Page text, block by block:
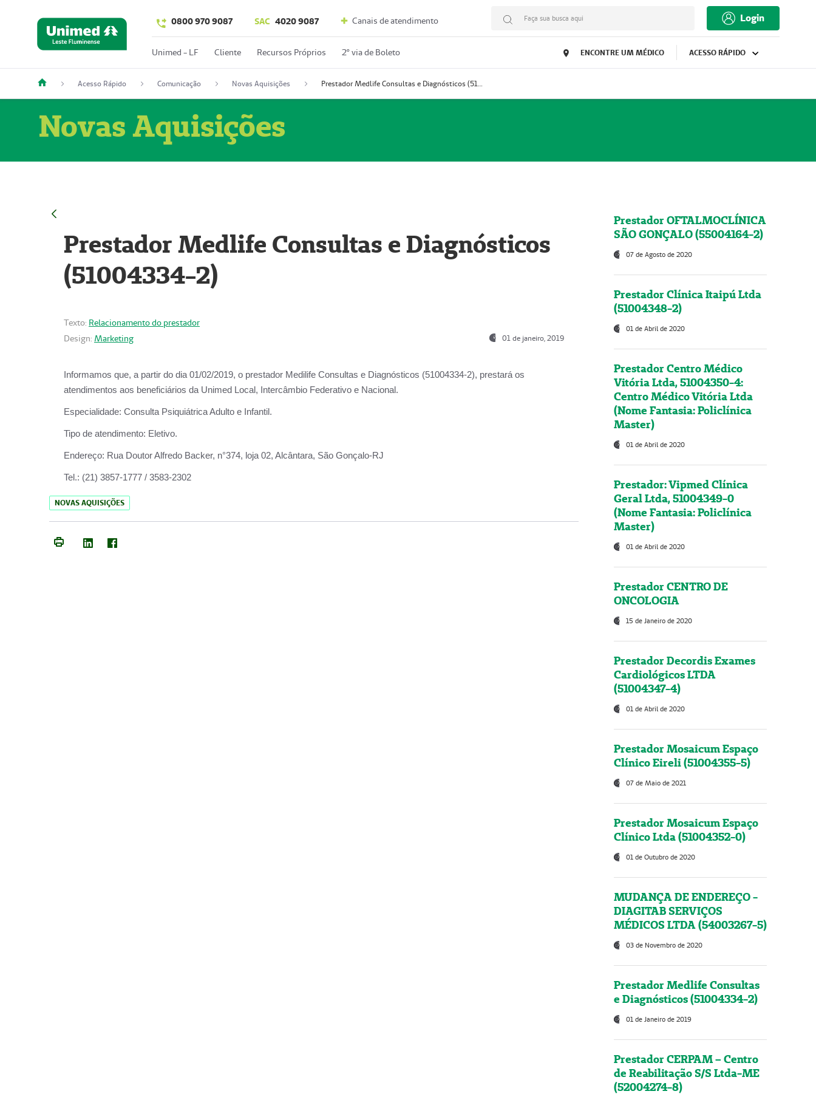
0800 970 9087 SAC 4020 9087 Canais de atendimento Faça sua busca aqui Login
Unimed - LF Cliente Recursos Próprios 2º via de Boleto ENCONTRE UM MÉDICO ACESSO RÁPIDO
Acesso Rápido Comunicação Novas Aquisições Prestador Medlife Consultas e Diagnósticos (51004334-2)
Novas Aquisições
Prestador Medlife Consultas e Diagnósticos
(51004334-2)
Texto: Relacionamento do prestador
Design: Marketing 01 de janeiro, 2019
Informamos que, a partir do dia 01/02/2019, o prestador Medilife Consultas e Diagnósticos (51004334-2), prestará os
atendimentos aos beneficiários da Unimed Local, Intercâmbio Federativo e Nacional.
Especialidade: Consulta Psiquiátrica Adulto e Infantil.
Tipo de atendimento: Eletivo.
Endereço: Rua Doutor Alfredo Backer, n°374, loja 02, Alcântara, São Gonçalo-RJ
Tel.: (21) 3857-1777 / 3583-2302
NOVAS AQUISIÇÕES
Prestador OFTALMOCLÍNICA
SÃO GONÇALO (55004164-2)
07 de Agosto de 2020
Prestador Clínica Itaipú Ltda
(51004348-2)
01 de Abril de 2020
Prestador Centro Médico
Vitória Ltda, 51004350-4:
Centro Médico Vitória Ltda
(Nome Fantasia: Policlínica
Master)
01 de Abril de 2020
Prestador: Vipmed Clínica
Geral Ltda, 51004349-0
(Nome Fantasia: Policlínica
Master)
01 de Abril de 2020
Prestador CENTRO DE
ONCOLOGIA
15 de Janeiro de 2020
Prestador Decordis Exames
Cardiológicos LTDA
(51004347-4)
01 de Abril de 2020
Prestador Mosaicum Espaço
Clínico Eireli (51004355-5)
07 de Maio de 2021
Prestador Mosaicum Espaço
Clínico Ltda (51004352-0)
01 de Outubro de 2020
MUDANÇA DE ENDEREÇO -
DIAGITAB SERVIÇOS
MÉDICOS LTDA (54003267-5)
03 de Novembro de 2020
Prestador Medlife Consultas
e Diagnósticos (51004334-2)
01 de Janeiro de 2019
Prestador CERPAM – Centro
de Reabilitação S/S Ltda-ME
(52004274-8)